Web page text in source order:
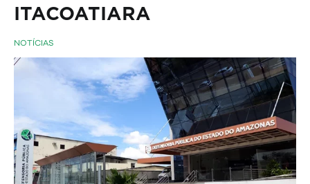
ITACOATIARA
NOTÍCIAS